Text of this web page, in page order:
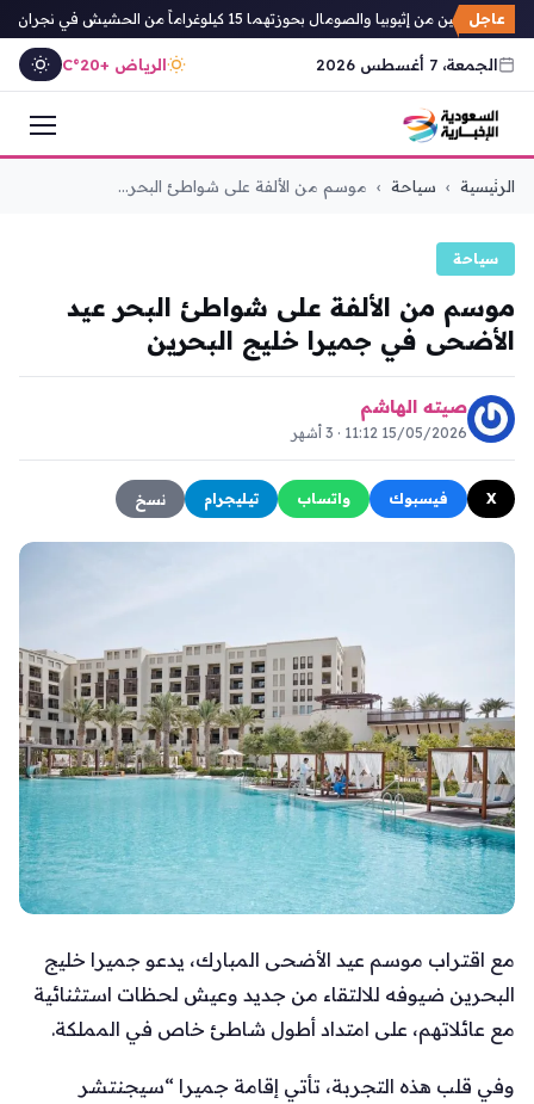
عاجل
من إثيوبيا والصومال بحوزتهما 15 كيلوغراماً من الحشيش في نجران
الجمعة، 7 أغسطس 2026 الرياض +20°C
التجاوز
الرئيسية › سياحة › موسم من الألفة على شواطئ البحر...
سياحة
موسم من الألفة على شواطئ البحر عيد
الأضحى في جميرا خليج البحرين
صيته الهاشم
15/05/2026 11:12 · 3 أشهر
X فيسبوك واتساب تيليجرام نسخ
مع اقتراب موسم عيد الأضحى المبارك، يدعو جميرا خليج
البحرين ضيوفه للالتقاء من جديد وعيش لحظات استثنائية
مع عائلاتهم، على امتداد أطول شاطئ خاص في المملكة.
وفي قلب هذه التجربة، تأتي إقامة جميرا “سيجنتشر